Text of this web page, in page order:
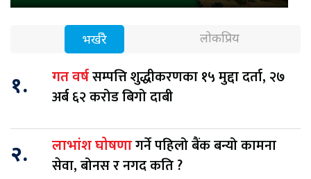
भर्खरै लोकप्रिय
१. गत वर्षसम्पत्ति शुद्धीकरणका १५ मुद्दा दर्ता, २७
अर्ब ६२ करोड बिगो दाबी
२. लाभांश घोषणागर्ने पहिलो बैंक बन्यो कामना
सेवा, बोनस र नगद कति ?